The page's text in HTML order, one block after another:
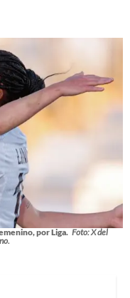
por Liga. Foto: X del